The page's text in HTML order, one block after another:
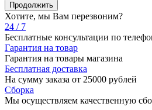
Продолжить
Хотите, мы Вам перезвоним?
24 / 7
Бесплатные консультации по
Гарантия на товар
Гарантия на товары магазина
Бесплатная доставка
На сумму заказа от 25000 рублей
Сборка
Мы осуществляем качественную